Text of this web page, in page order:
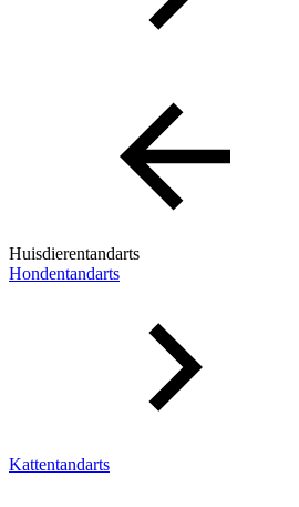
Huisdierentandarts
Hondentandarts
Kattentandarts